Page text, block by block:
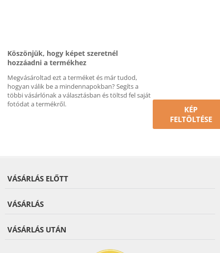
Köszönjük, hogy képet szeretnél
hozzáadni a termékhez
Megvásároltad ezt a terméket és már tudod,
hogyan válik be a mindennapokban? Segíts a
többi vásárlónak a választásban és töltsd fel saját
fotódat a termékről.
KÉP
FELTÖLTÉSE
VÁSÁRLÁS ELŐTT
VÁSÁRLÁS
VÁSÁRLÁS UTÁN